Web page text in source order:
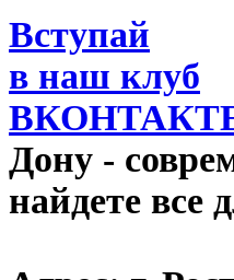
Вступай
в наш клуб
Дону -
найдете все